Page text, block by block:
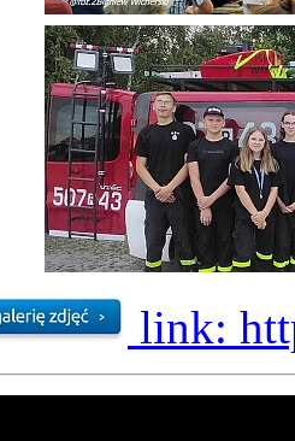
link: